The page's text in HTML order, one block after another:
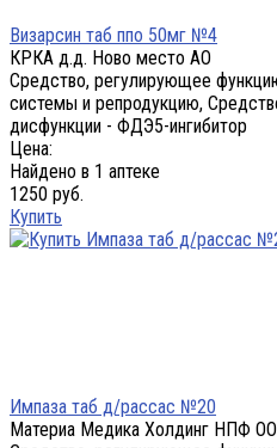
Визарсин таб ппо 50мг №4
КРКА д.д. Ново место АО
Средство, регулирующее
системы и репродукцию,
дисфункции - ФДЭ5-ингибитор
Цена:
Найдено в 1 аптеке
1250 руб.
Купить
Импаза таб д/рассас №20
Материа Медика Холдинг НПФ